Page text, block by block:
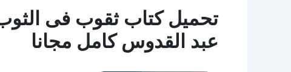
عبد القدوس كامل مجانا